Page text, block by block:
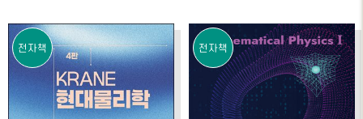
전자책 전자책